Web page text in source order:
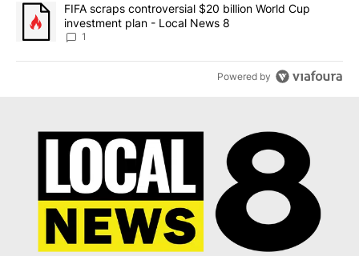
A trending article titled "FIFA scraps controversial $20 billion
FIFA scraps controversial $20 billion World Cup
investment plan - Local News 8
1
Powered by